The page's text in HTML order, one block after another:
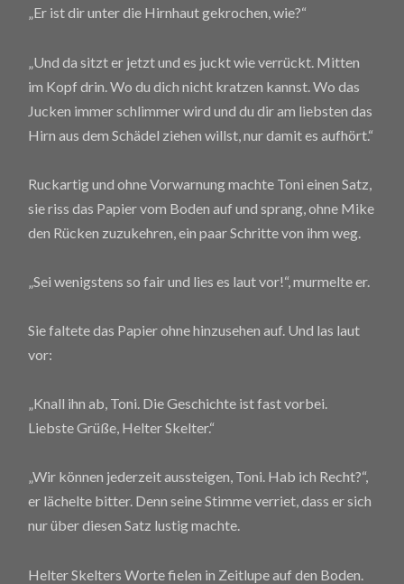
„Er ist dir unter die Hirnhaut gekrochen, wie?“
„Und da sitzt er jetzt und es juckt wie verrückt. Mitten
im Kopf drin. Wo du dich nicht kratzen kannst. Wo das
Jucken immer schlimmer wird und du dir am liebsten das
Hirn aus dem Schädel ziehen willst, nur damit es aufhört.“
Ruckartig und ohne Vorwarnung machte Toni einen Satz,
sie riss das Papier vom Boden auf und sprang, ohne Mike
den Rücken zuzukehren, ein paar Schritte von ihm weg.
„Sei wenigstens so fair und lies es laut vor!“, murmelte er.
Sie faltete das Papier ohne hinzusehen auf. Und las laut
vor:
„Knall ihn ab, Toni. Die Geschichte ist fast vorbei.
Liebste Grüße, Helter Skelter.“
„Wir können jederzeit aussteigen, Toni. Hab ich Recht?“,
er lächelte bitter. Denn seine Stimme verriet, dass er sich
nur über diesen Satz lustig machte.
Helter Skelters Worte fielen in Zeitlupe auf den Boden.